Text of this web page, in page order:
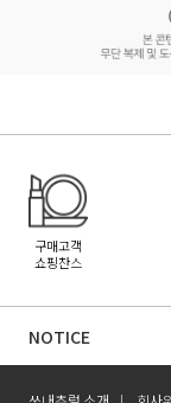
구매고객
쇼핑찬스
NOTICE